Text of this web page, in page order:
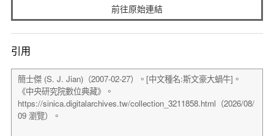
前往原始連結
引用